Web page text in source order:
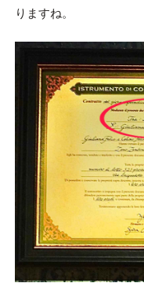
りますね。